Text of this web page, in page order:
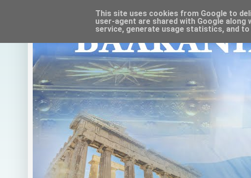
This site uses cookies from Google to
user-agent are shared with Google
service, generate usage statistics, and